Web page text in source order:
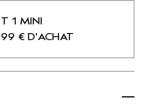
1 MINI
99 € D'ACHAT